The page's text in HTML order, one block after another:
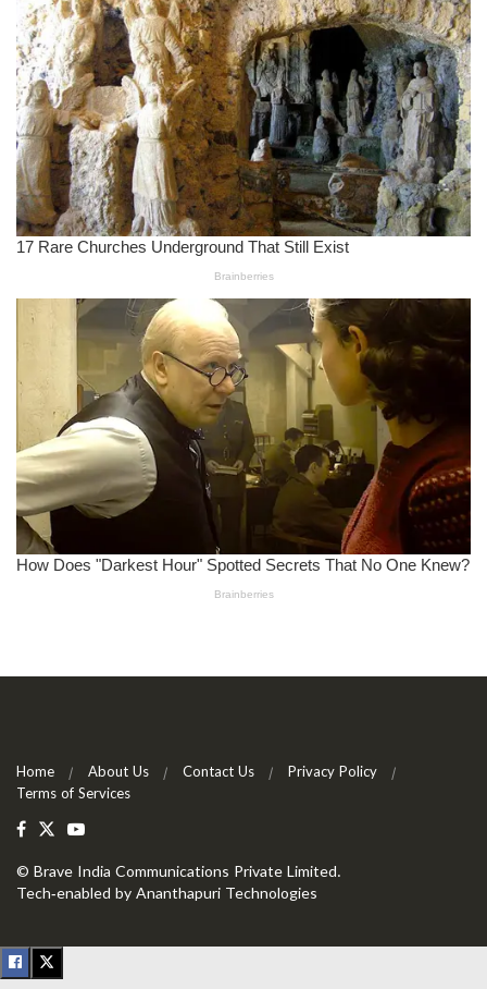
Home About Us Contact Us
Privacy Policy
Terms of Services
© Brave India Communications Private Limited.
Tech-enabled by Ananthapuri Technologies